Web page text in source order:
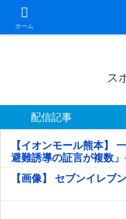
ホーム日本第一！ニュ
ス
配信記事
【イオンモール熊本】
避難誘導の証言が複数
疑い
【画像】 セブンイレブ